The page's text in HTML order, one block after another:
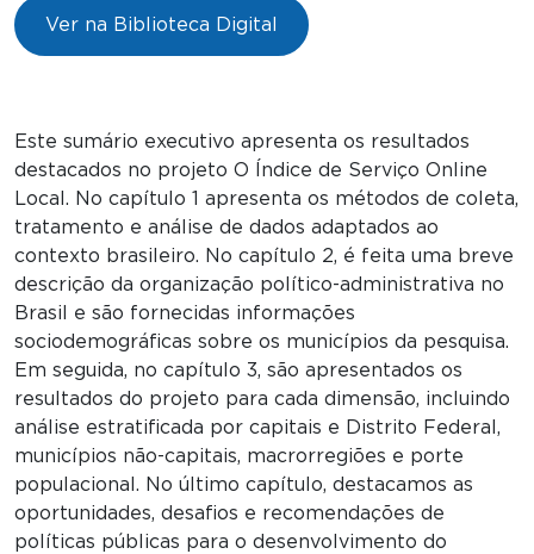
Ver na Biblioteca Digital
Este sumário executivo apresenta os resultados
destacados no projeto O Índice de Serviço Online
Local. No capítulo 1 apresenta os métodos de coleta,
tratamento e análise de dados adaptados ao
contexto brasileiro. No capítulo 2, é feita uma breve
descrição da organização político-administrativa no
Brasil e são fornecidas informações
sociodemográficas sobre os municípios da pesquisa.
Em seguida, no capítulo 3, são apresentados os
resultados do projeto para cada dimensão, incluindo
análise estratificada por capitais e Distrito Federal,
municípios não-capitais, macrorregiões e porte
populacional. No último capítulo, destacamos as
oportunidades, desafios e recomendações de
políticas públicas para o desenvolvimento do